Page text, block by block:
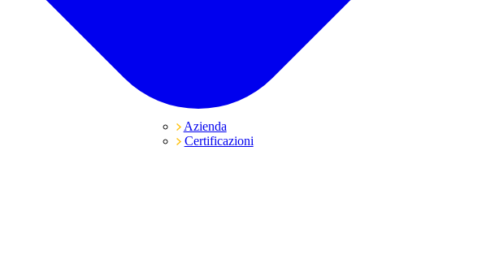
Azienda
Certificazioni